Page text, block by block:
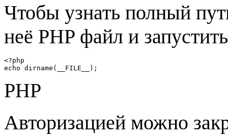
Чтобы узнать полный
неё PHP файл и
<?php
echo dirname(__FILE__);
PHP
Авторизацией можно